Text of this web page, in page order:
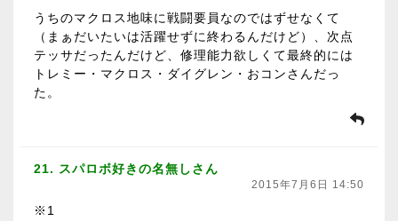
うちのマクロス地味に戦闘要員なのではずせなくて
（まぁだいたいは活躍せずに終わるんだけど）、次点
テッサだったんだけど、修理能力欲しくて最終的には
トレミー・マクロス・ダイグレン・おコンさんだっ
た。
21. スパロボ好きの名無しさん
2015年7月6日 14:50
※1